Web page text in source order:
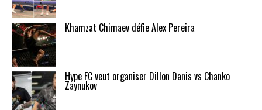
Khamzat Chimaev défie Alex Pereira
Hype FC veut organiser Dillon Danis vs Chanko
Zaynukov